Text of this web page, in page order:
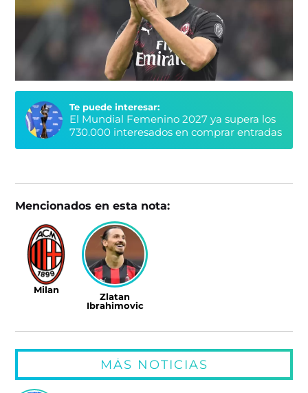
Te puede interesar:
El Mundial Femenino 2027 ya supera los
730.000 interesados en comprar entradas
Mencionados en esta nota:
Milan
Zlatan
Ibrahimovic
MÁS NOTICIAS